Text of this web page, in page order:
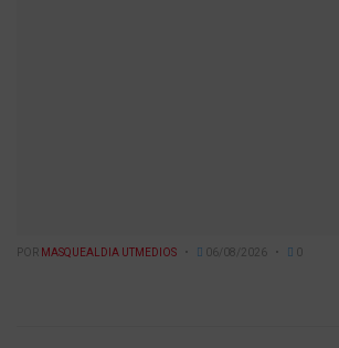
POR MASQUEALDIA UTMEDIOS 06/08/2026 0